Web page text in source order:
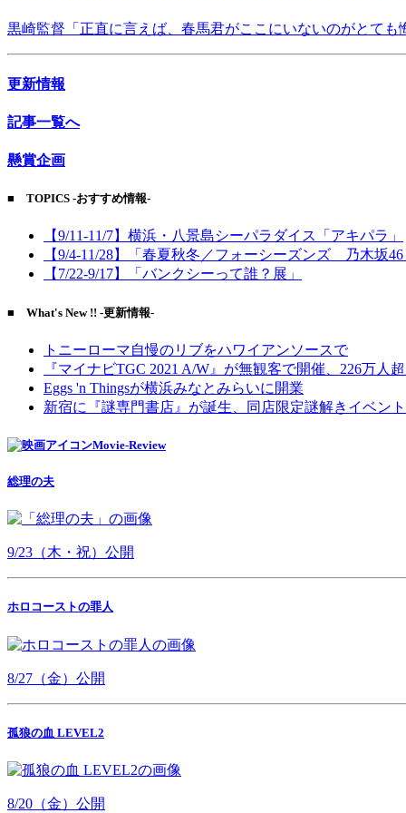
黒崎監督「正直に言えば、春馬君がここにいないのがとても
更新情報
記事一覧へ
懸賞企画
■ TOPICS -おすすめ情報-
【9/11-11/7】横浜・八景島シーパラダイス「アキパラ」
【9/4-11/28】「春夏秋冬／フォーシーズンズ 乃木坂46
【7/22-9/17】「バンクシーって誰？展」
■ What's New !! -更新情報-
トニーローマ自慢のリブをハワイアンソースで
『マイナビTGC 2021 A/W』が無観客で開催、226万人
Eggs 'n Thingsが横浜みなとみらいに開業
新宿に『謎専門書店』が誕生、同店限定謎解きイベン
Movie-Review
総理の夫
9/23（木・祝）公開
ホロコーストの罪人
8/27（金）公開
孤狼の血 LEVEL2
8/20（金）公開